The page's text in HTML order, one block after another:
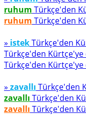
ruhum Türkçe'den
ruhum Türkçe'den
» istekTürkçe'den
Türkçe'den Kürtçe'ye
Türkçe'den Kürtçe'ye
» zavallı Türkçe'den
zavallı Türkçe'den
zavallı Türkçe'den